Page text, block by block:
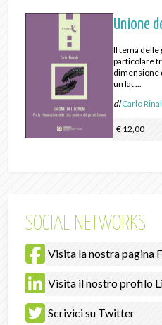
Unione
Il tema delle
particolare
dimensione
un lat ...
diCarlo
€ 12,00
SOCIAL NETWORKS
Visita la nostra pagina
Visita il nostro profilo
Scrivici su Twitter